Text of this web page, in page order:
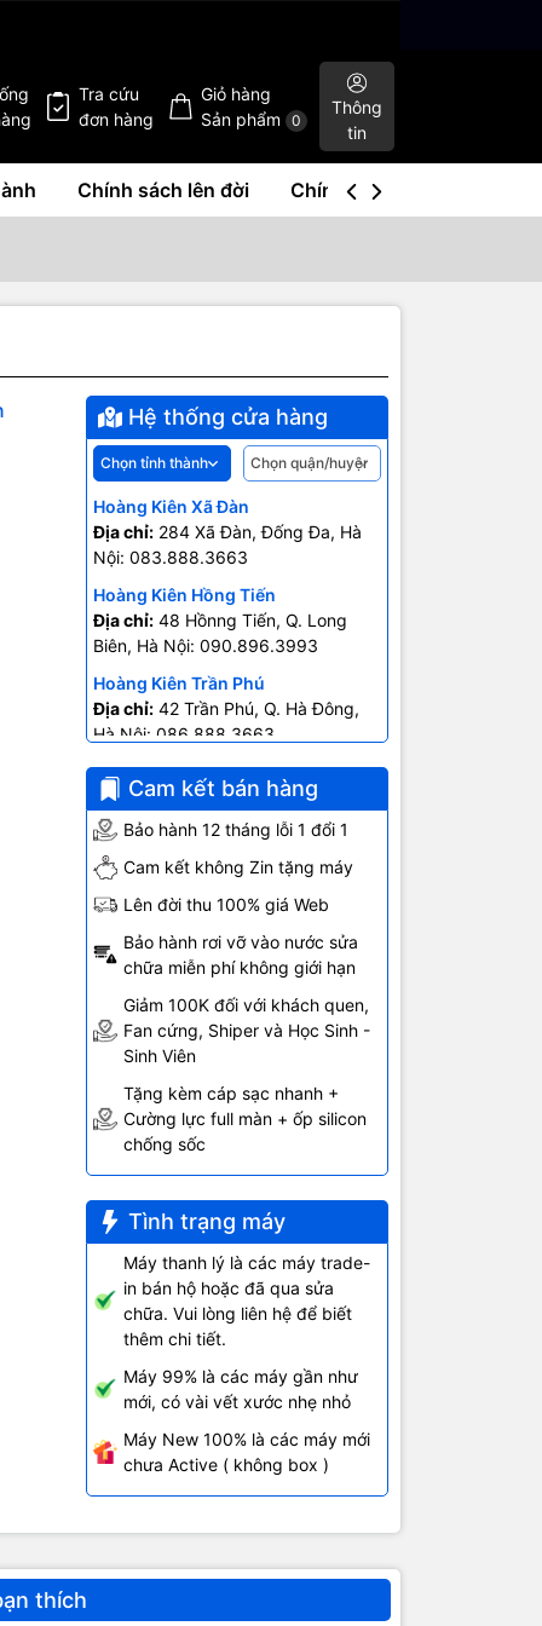
Tra cứu
đơn hàng
Giỏ hàng
Sản phẩm
0
Thông
tin
Chính sách lên đời Chính sách mua lại
Hệ thống cửa hàng
Hoàng Kiên Xã Đàn
Địa chỉ:284 Xã Đàn, Đống Đa, Hà
Nội: 083.888.3663
Hoàng Kiên Hồng Tiến
Địa chỉ:48 Hồnng Tiến, Q. Long
Biên, Hà Nội: 090.896.3993
Hoàng Kiên Trần Phú
Địa chỉ:42 Trần Phú, Q. Hà Đông,
Hà Nội: 086.888.3663
Hoàng Kiên Ngô Gia Tự
Địa chỉ:403 Ngô Gia Tự- P.2, Q.10
Hồ Chí Minh: 0707.678.707
Cam kết bán hàng
Bảo hành 12 tháng lỗi 1 đổi 1
Cam kết không Zin tặng máy
Lên đời thu 100% giá Web
Bảo hành rơi vỡ vào nước sửa
chữa miễn phí không giới hạn
Giảm 100K đối với khách quen,
Fan cứng, Shiper và Học Sinh -
Sinh Viên
Tặng kèm cáp sạc nhanh +
Cường lực full màn + ốp silicon
chống sốc
Tình trạng máy
Máy thanh lý là các máy trade-
in bán hộ hoặc đã qua sửa
chữa. Vui lòng liên hệ để biết
thêm chi tiết.
Máy 99% là các máy gần như
mới, có vài vết xước nhẹ nhỏ
Máy New 100% là các máy mới
chưa Active ( không box )
thích